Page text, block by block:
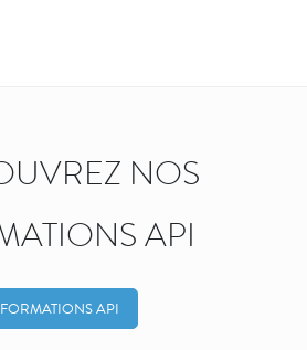
NOS
API
FORMATIONS API